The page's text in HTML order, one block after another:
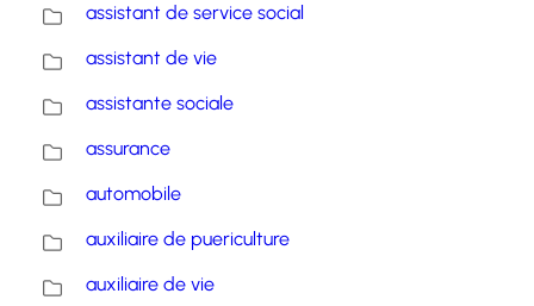
assistant de service social
assistant de vie
assistante sociale
assurance
automobile
auxiliaire de puericulture
auxiliaire de vie